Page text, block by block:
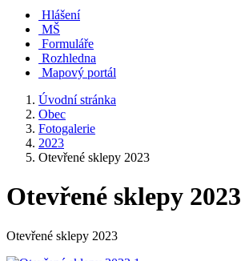
Hlášení
MŠ
Formuláře
Rozhledna
Mapový portál
Úvodní stránka
Obec
Fotogalerie
2023
Otevřené sklepy 2023
Otevřené sklepy 2023
Otevřené sklepy 2023